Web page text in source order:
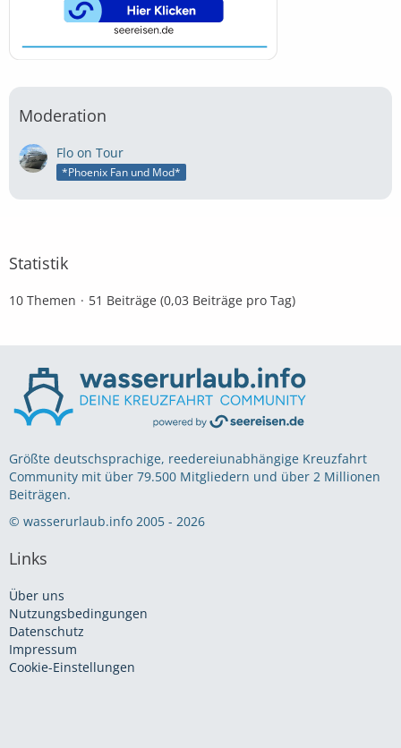
Moderation
Flo on Tour
*Phoenix Fan und Mod*
Statistik
10 Themen 51 Beiträge (0,03 Beiträge pro Tag)
Größte deutschsprachige, reedereiunabhängige Kreuzfahrt
Community mit über 79.500 Mitgliedern und über 2 Millionen
Beiträgen.
© wasserurlaub.info 2005 - 2026
Links
Über uns
Nutzungsbedingungen
Datenschutz
Impressum
Cookie-Einstellungen